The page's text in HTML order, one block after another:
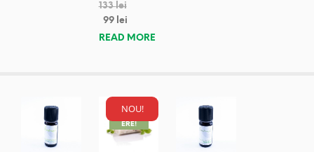
133lei
99 lei
READ MORE
NOU!
REDUC
ERE!